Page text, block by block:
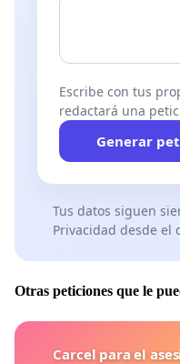
Escribe con tus
redactará una
Generar
Tus datos siguen
Privacidad desde el
Otras peticiones que le
Carcel para el